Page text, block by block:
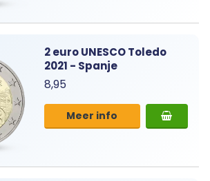
2 euro UNESCO Toledo
2021 - Spanje
8,95
Meer info